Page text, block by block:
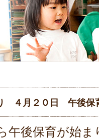
４月２０日 午後保
午後保育が始ま